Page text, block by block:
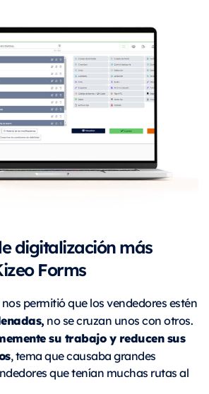
digitalización más
Forms
permitió que los vendedores estén
no se cruzan unos con otros.
su trabajo y reducen sus
, tema que causaba grandes
que tenían muchas rutas al